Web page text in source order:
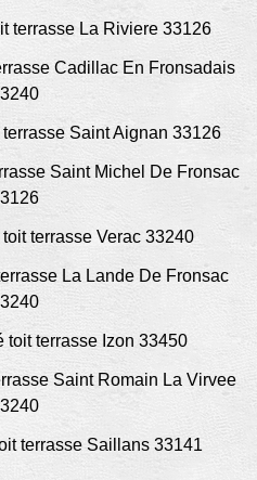
terrasse La Riviere 33126
Cadillac En Fronsadais
Saint Aignan 33126
Saint Michel De Fronsac
terrasse Verac 33240
La Lande De Fronsac
toit terrasse Izon 33450
Saint Romain La Virvee
terrasse Saillans 33141